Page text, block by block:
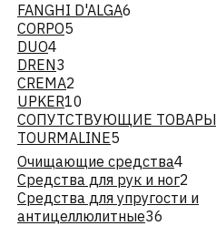
FANGHI D'ALGA6
CORPO5
DUO4
DREN3
CREMA2
UPKER10
СОПУТСТВУЮЩИЕ ТОВАРЫ
TOURMALINE5
Очищающие средства4
Средства для рук и ног2
Средства для упругости и
антицеллюлитные36